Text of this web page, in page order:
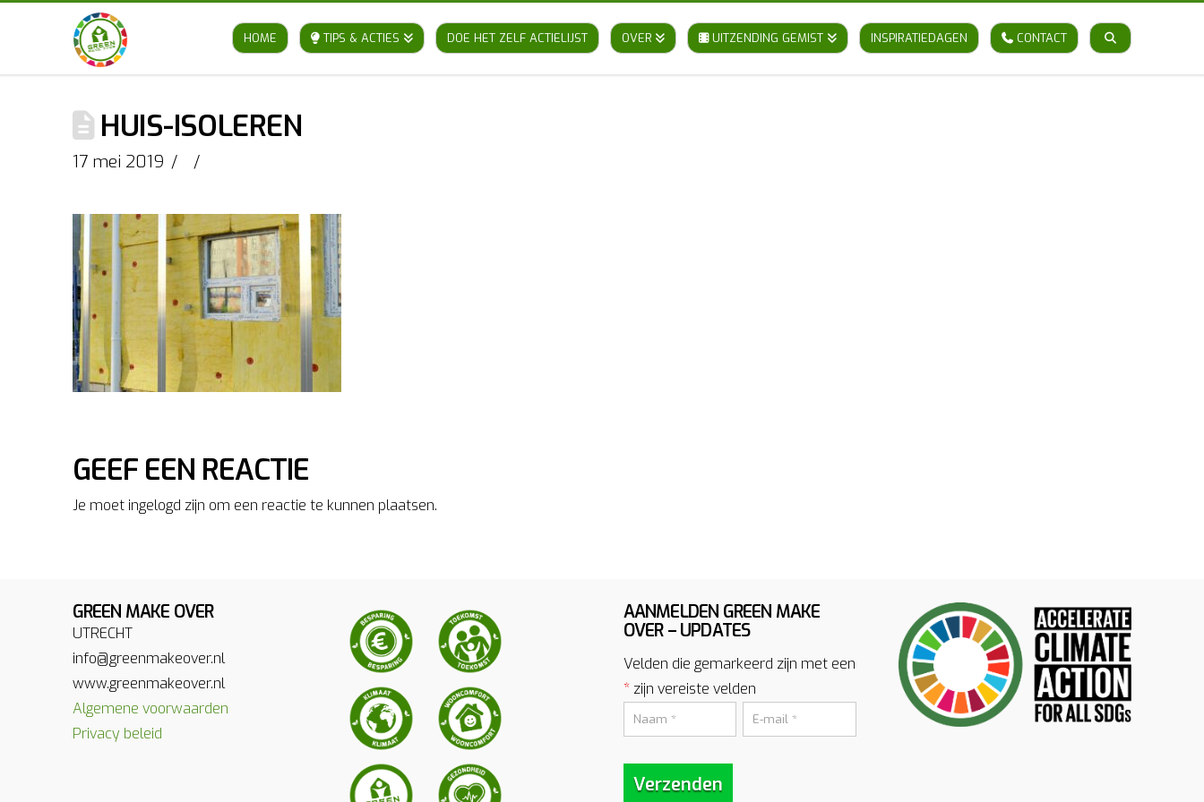
HOME TIPS & ACTIES DOE HET ZELF ACTIELIJST OVER UITZENDING GEMIST INSPIRATIEDAGEN CONTACT
HUIS-ISOLEREN
17 mei 2019
GEEF EEN REACTIE
Je moet ingelogd zijn om een reactie te kunnen plaatsen.
GREEN MAKE OVER
UTRECHT
info@greenmakeover.nl
www.greenmakeover.nl
Algemene voorwaarden
Privacy beleid
AANMELDEN GREEN MAKE
OVER – UPDATES
Velden die gemarkeerd zijn met een
*zijn vereiste velden